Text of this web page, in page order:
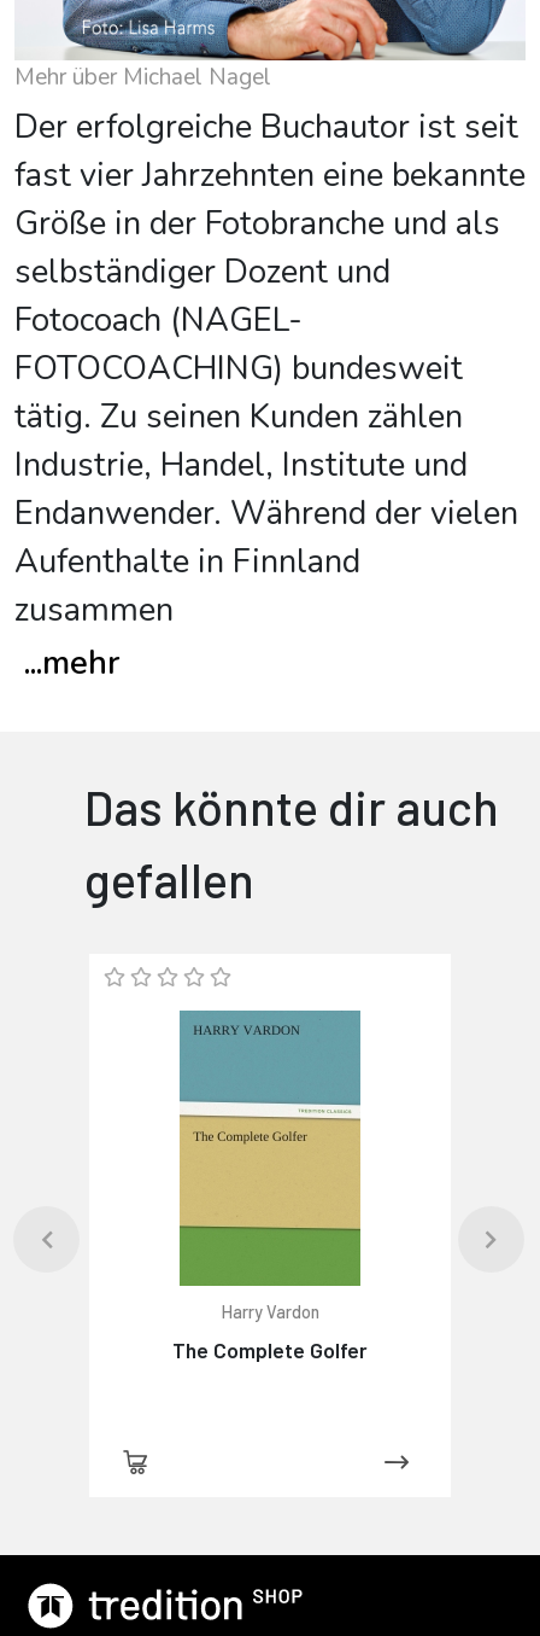
Mehr über Michael Nagel
Der erfolgreiche Buchautor ist seit
fast vier Jahrzehnten eine bekannte
Größe in der Fotobranche und als
selbständiger Dozent und
Fotocoach (NAGEL-
FOTOCOACHING) bundesweit
tätig. Zu seinen Kunden zählen
Industrie, Handel, Institute und
Endanwender. Während der vielen
Aufenthalte in Finnland
zusammen
...mehr
Das könnte dir auch
gefallen
Harry Vardon
The Complete Golfer